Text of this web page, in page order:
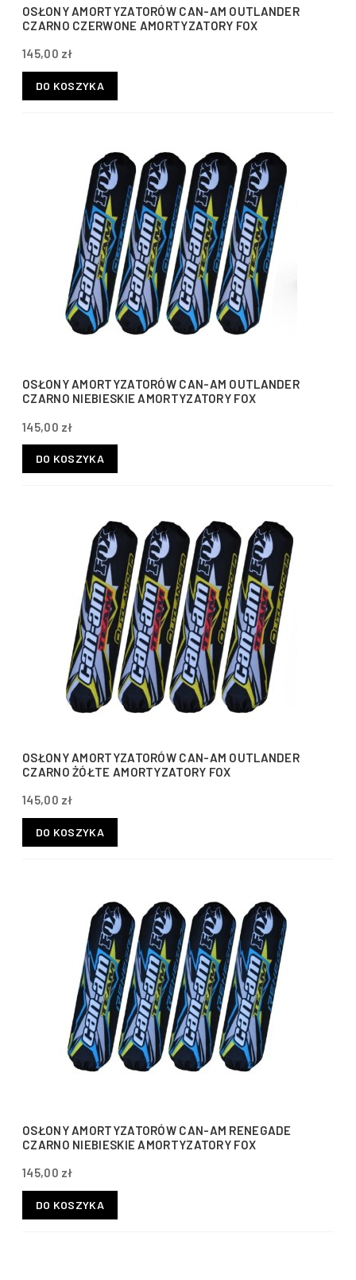
OSŁONY AMORTYZATORÓW CAN-AM OUTLANDER
CZARNO CZERWONE AMORTYZATORY FOX
145,00 zł
DO KOSZYKA
OSŁONY AMORTYZATORÓW CAN-AM OUTLANDER
CZARNO NIEBIESKIE AMORTYZATORY FOX
145,00 zł
DO KOSZYKA
OSŁONY AMORTYZATORÓW CAN-AM OUTLANDER
CZARNO ŻÓŁTE AMORTYZATORY FOX
145,00 zł
DO KOSZYKA
OSŁONY AMORTYZATORÓW CAN-AM RENEGADE
CZARNO NIEBIESKIE AMORTYZATORY FOX
145,00 zł
DO KOSZYKA